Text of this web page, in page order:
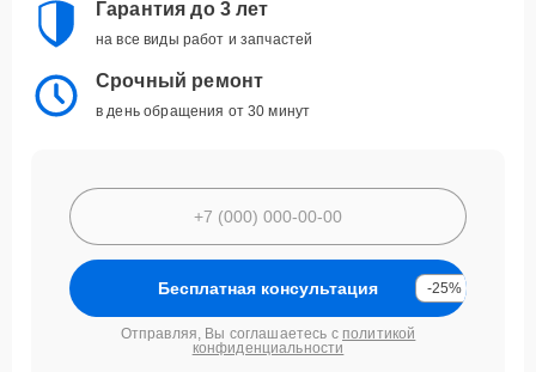
Гарантия до 3 лет
на все виды работ и запчастей
Срочный ремонт
в день обращения от 30 минут
Бесплатная консультация -25%
Отправляя, Вы соглашаетесь с политикой
конфиденциальности